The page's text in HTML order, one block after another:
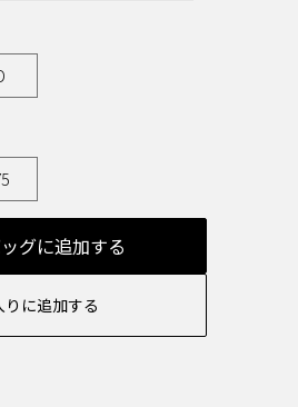
グに追加する
りに追加する